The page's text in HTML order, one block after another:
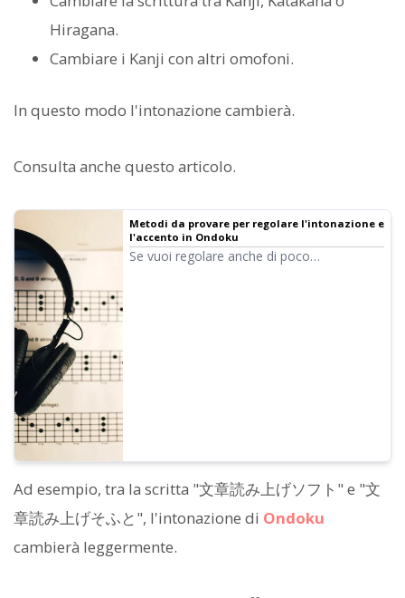
Hiragana.
Cambiare i Kanji con altri omofoni.
In questo modo l'intonazione cambierà.
Consulta anche questo articolo.
Metodi da provare per regolare l'intonazione e
l'accento in Ondoku
Se vuoi regolare anche di poco
Ad esempio, tra la scritta "文章読み上げソフト" e "文
章読み上げそふと", l'intonazione di Ondoku
cambierà leggermente.